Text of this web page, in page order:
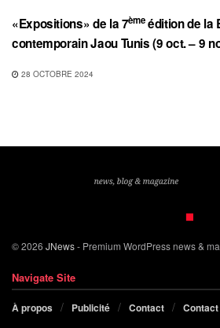
«Expositions» de la 7èmeédition de la
contemporain Jaou Tunis (9 oct. – 9
28 OCTOBRE 2024
© 2026 JNews- Premium WordPress news &
Navigate Site
À propos Publicité Contact Contact